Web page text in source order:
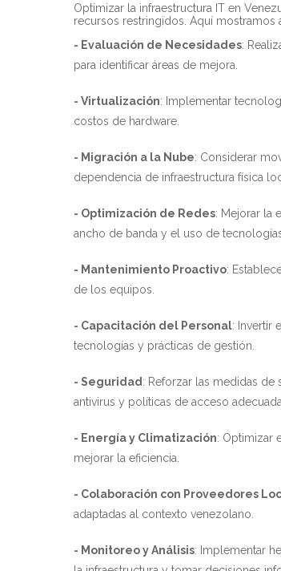
Optimizar la infraestructura IT en
recursos restringidos. Aquí mostramos
- Evaluación de Necesidades:
para identificar áreas de mejora.
- Virtualización: Implementar
costos de hardware.
- Migración a la Nube: Considerar
dependencia de infraestructura física
- Optimización de Redes: Mejorar la
ancho de banda y el uso de
- Mantenimiento Proactivo:
de los equipos.
- Capacitación del Personal: Invertir
tecnologías y prácticas de gestión.
- Seguridad : Reforzar las medidas
antivirus y políticas de acceso
- Energía y Climatización: Optimizar
mejorar la eficiencia.
- Colaboración con Proveedores
adaptadas al contexto venezolano.
- Monitoreo y Análisis: Implementar